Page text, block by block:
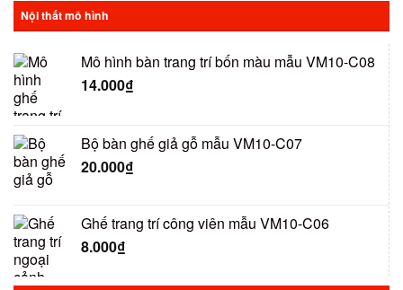
Nội thất mô hình
Mô hình bàn trang trí bốn màu mẫu VM10-C08
14.000₫
Bộ bàn ghế giả gỗ mẫu VM10-C07
20.000₫
Ghế trang trí công viên mẫu VM10-C06
8.000₫